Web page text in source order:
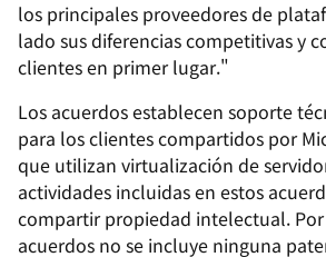
los principales proveedores de
lado sus diferencias competitivas y
clientes en primer lugar."
Los acuerdos establecen soporte
para los clientes compartidos por
que utilizan virtualización de
actividades incluidas en estos
compartir propiedad intelectual.
acuerdos no se incluye ninguna